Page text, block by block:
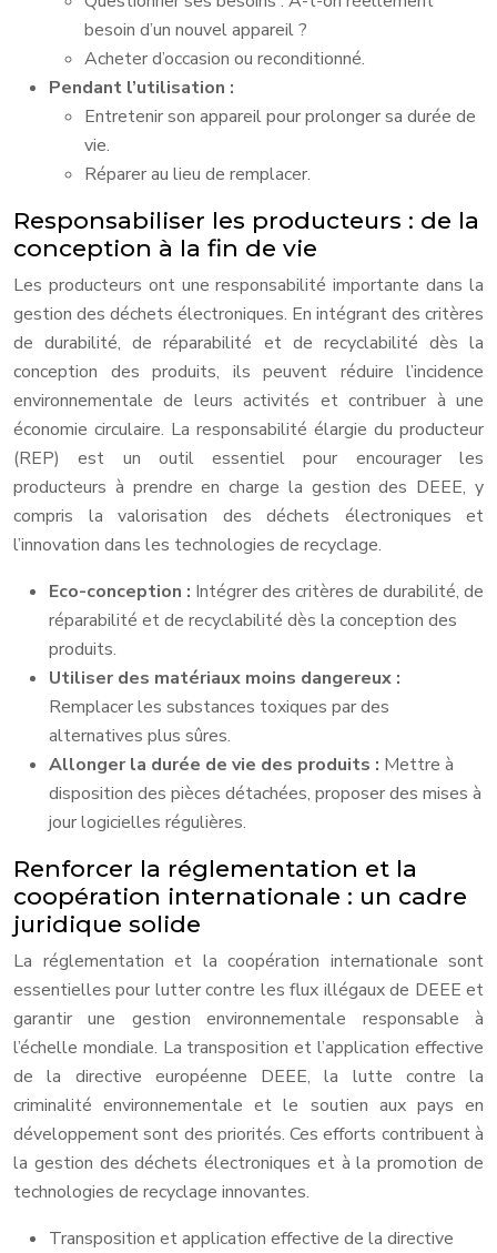
besoin d’un nouvel appareil ?
Acheter d’occasion ou reconditionné.
Pendant l’utilisation :
Entretenir son appareil pour prolonger sa durée de
vie.
Réparer au lieu de remplacer.
Responsabiliser les producteurs : de la
conception à la fin de vie
Les producteurs ont une responsabilité importante dans la
gestion des déchets électroniques. En intégrant des critères
de durabilité, de réparabilité et de recyclabilité dès la
conception des produits, ils peuvent réduire l’incidence
environnementale de leurs activités et contribuer à une
économie circulaire. La responsabilité élargie du producteur
(REP) est un outil essentiel pour encourager les
producteurs à prendre en charge la gestion des DEEE, y
compris la valorisation des déchets électroniques et
l’innovation dans les technologies de recyclage.
Eco-conception : Intégrer des critères de durabilité, de
réparabilité et de recyclabilité dès la conception des
produits.
Utiliser des matériaux moins dangereux :
Remplacer les substances toxiques par des
alternatives plus sûres.
Allonger la durée de vie des produits : Mettre à
disposition des pièces détachées, proposer des mises à
jour logicielles régulières.
Renforcer la réglementation et la
coopération internationale : un cadre
juridique solide
La réglementation et la coopération internationale sont
essentielles pour lutter contre les flux illégaux de DEEE et
garantir une gestion environnementale responsable à
l’échelle mondiale. La transposition et l’application effective
de la directive européenne DEEE, la lutte contre la
criminalité environnementale et le soutien aux pays en
développement sont des priorités. Ces efforts contribuent à
la gestion des déchets électroniques et à la promotion de
technologies de recyclage innovantes.
Transposition et application effective de la directive